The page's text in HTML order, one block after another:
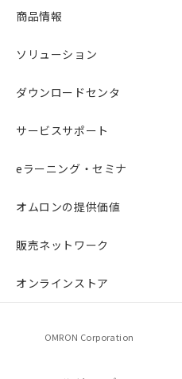
商品情報
ソリューション
ダウンロードセンタ
サービスサポート
eラーニング・セミナ
オムロンの提供価値
販売ネットワーク
オンラインストア
OMRON Corporation